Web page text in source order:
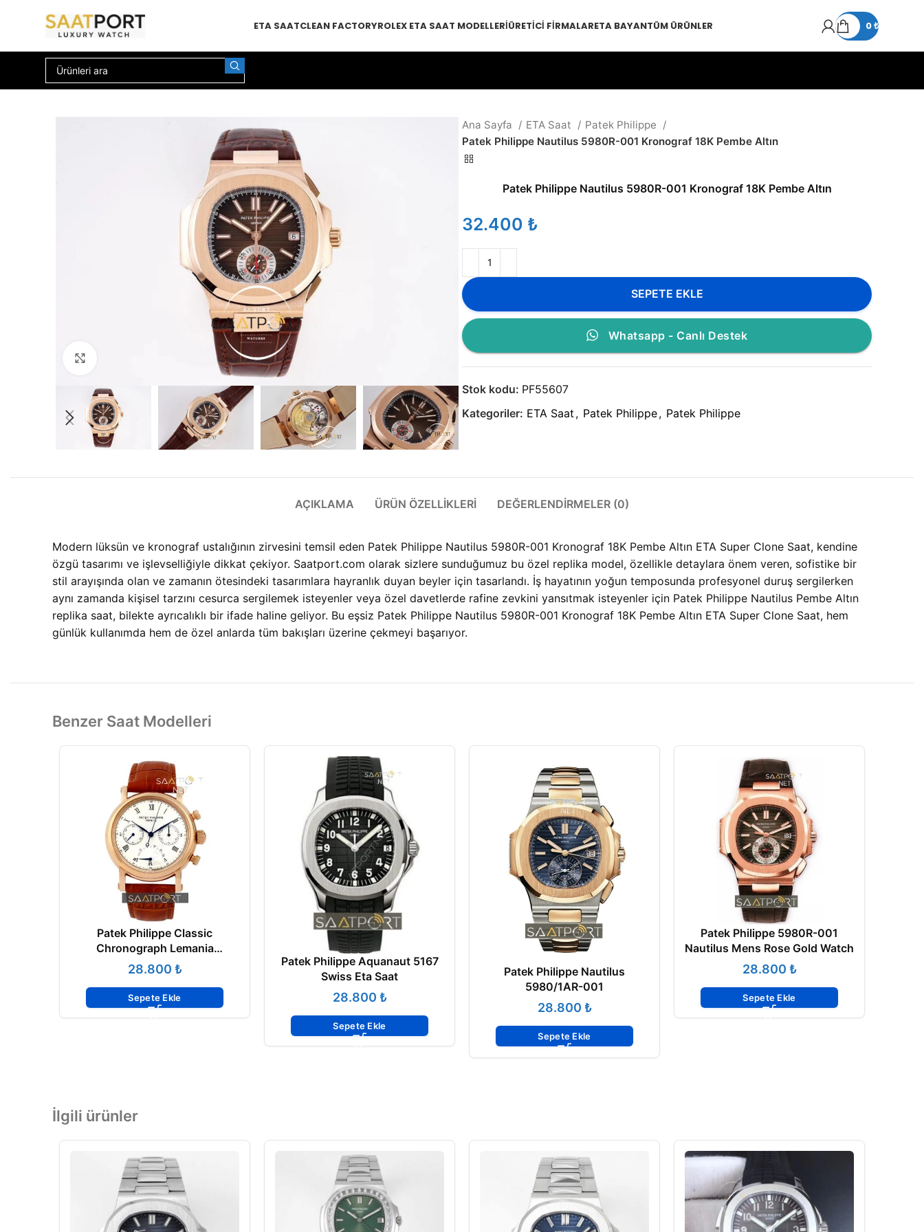
ETA SAATCLEAN FACTORYROLEX ETA SAAT MODELLERIÜRETICI FIRMALARETA BAYANTÜM ÜRÜNLER 0₺
Ana Sayfa ETA Saat
Patek Philippe
Patek Philippe Nautilus 5980R-001 Kronograf 18K Pembe Altın
Patek Philippe Nautilus 5980R-001 Kronograf 18K Pembe Altın
₺
SEPETE EKLE
Whatsapp - Canlı Destek
Stok kodu: PF55607
Kategoriler: ETA Saat , Patek Philippe, Patek Philippe
AÇIKLAMA ÜRÜN ÖZELLIKLERI DEĞERLENDIRMELER (0)
Modern lüksün ve kronograf ustalığının zirvesini temsil eden Patek Philippe Nautilus 5980R-001 Kronograf 18K Pembe Altın ETA Super Clone Saat, kendine
özgü tasarımı ve işlevselliğiyle dikkat çekiyor. Saatport.com olarak sizlere sunduğumuz bu özel replika model, özellikle detaylara önem veren, sofistike bir
stil arayışında olan ve zamanın ötesindeki tasarımlara hayranlık duyan beyler için tasarlandı. İş hayatının yoğun temposunda profesyonel duruş sergilerken
aynı zamanda kişisel tarzını cesurca sergilemek isteyenler veya özel davetlerde rafine zevkini yansıtmak isteyenler için Patek Philippe Nautilus Pembe Altın
replika saat, bilekte ayrıcalıklı bir ifade haline geliyor. Bu eşsiz Patek Philippe Nautilus 5980R-001 Kronograf 18K Pembe Altın ETA Super Clone Saat, hem
günlük kullanımda hem de özel anlarda tüm bakışları üzerine çekmeyi başarıyor.
Benzer Saat Modelleri
Patek Philippe Classic
Chronograph Lemania
Movement
₺
Sepete Ekle
Patek Philippe Aquanaut 5167
Swiss Eta Saat
₺
Sepete Ekle
Patek Philippe Nautilus
5980/1AR-001
₺
Sepete Ekle
Patek Philippe 5980R-001
Nautilus Mens Rose Gold Watch
₺
Sepete Ekle
İlgili ürünler